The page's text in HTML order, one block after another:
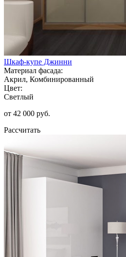
Шкаф-купе Джинни
Материал фасада:
Акрил, Комбинированный
Цвет:
Светлый
от 42 000 руб.
Рассчитать